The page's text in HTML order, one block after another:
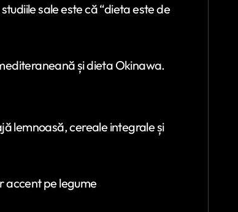
sale este că “dieta este de
și dieta Okinawa.
lemnoasă, cereale integrale și
accent pe legume